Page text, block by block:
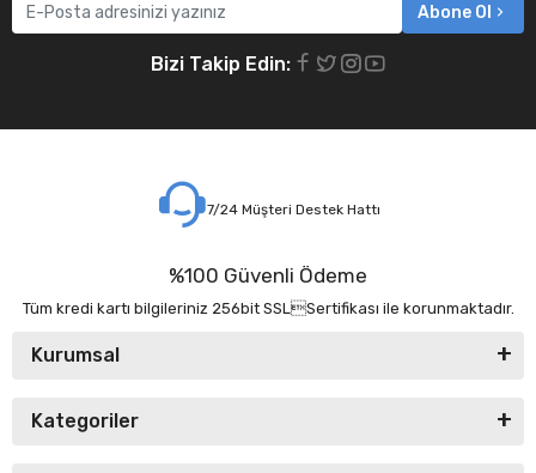
Abone Ol
Bizi Takip Edin:
7/24 Müşteri Destek Hattı
%100 Güvenli Ödeme
Tüm kredi kartı bilgileriniz 256bit SSLSertifikası ile korunmaktadır.
Kurumsal
Kategoriler